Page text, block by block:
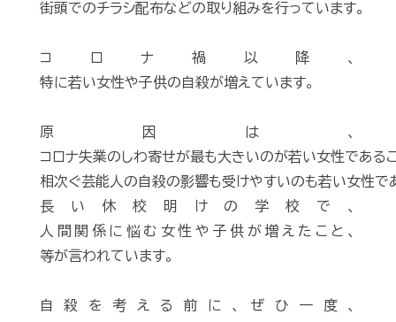
街頭でのチラシ配布などの取り組みを行っています。
コロナ禍以降、
特に若い女性や子供の自殺が増えています。
原因は、
コロナ失業のしわ寄せが最も大きいのが若い女性である
相次ぐ芸能人の自殺の影響も受けやすいのも若い女性で
長い休校明けの学校で、
人間関係に悩む女性や子供が増えたこと、
等が言われています。
自殺を考える前に、ぜひ一度、